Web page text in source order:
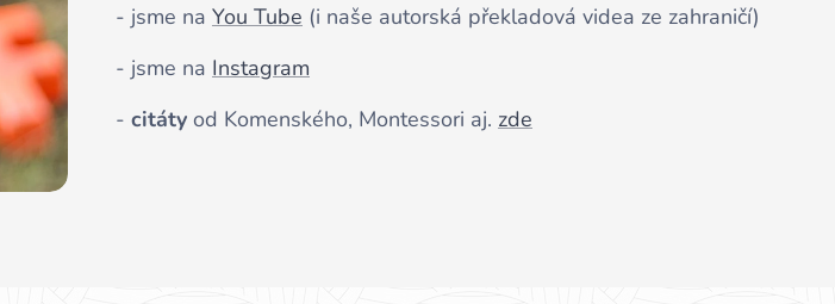
- jsme na You Tube (i naše autorská překladová videa ze zahraničí)
- jsme na Instagram
- citáty od Komenského, Montessori aj. zde